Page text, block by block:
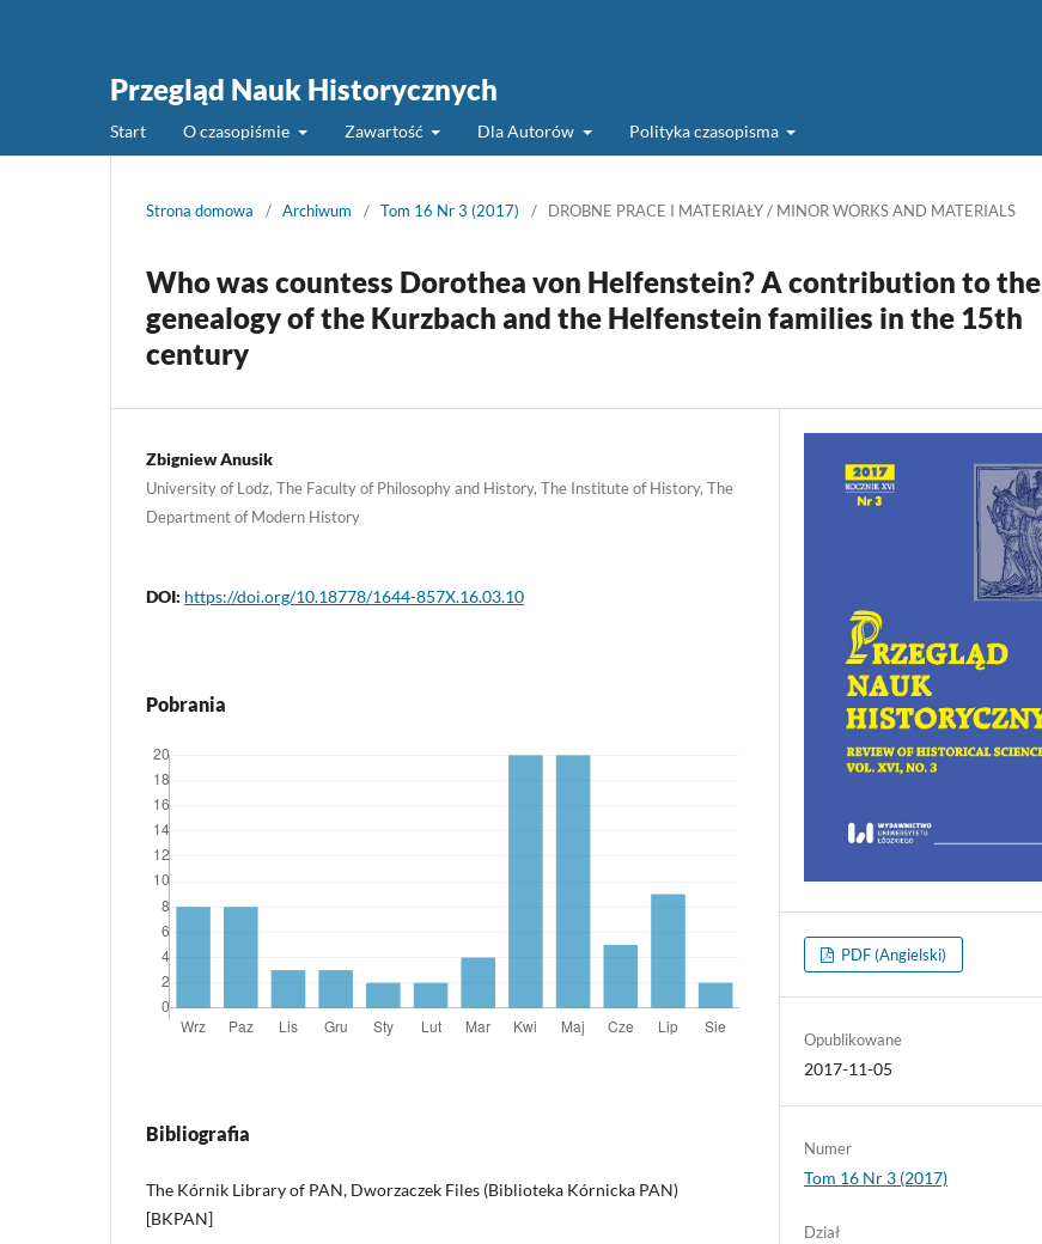
Przegląd Nauk Historycznych
Start O czasopiśmie Zawartość Dla Autorów Polityka czasopisma
Strona domowa / Archiwum / Tom 16 Nr 3 (2017) / DROBNE PRACE I MATERIAŁY / MINOR WORKS AND MATERIALS
Who was countess Dorothea von Helfenstein? A contribution to the
genealogy of the Kurzbach and the Helfenstein families in the 15th
century
Zbigniew Anusik
University of Lodz, The Faculty of Philosophy and History, The Institute of History, The
Department of Modern History
DOI: https://doi.org/10.18778/1644-857X.16.03.10
Pobrania
Bibliografia
The Kórnik Library of PAN, Dworzaczek Files (Biblioteka Kórnicka PAN)
[BKPAN]
PDF (Angielski)
Opublikowane
2017-11-05
Numer
Tom 16 Nr 3 (2017)
Dział